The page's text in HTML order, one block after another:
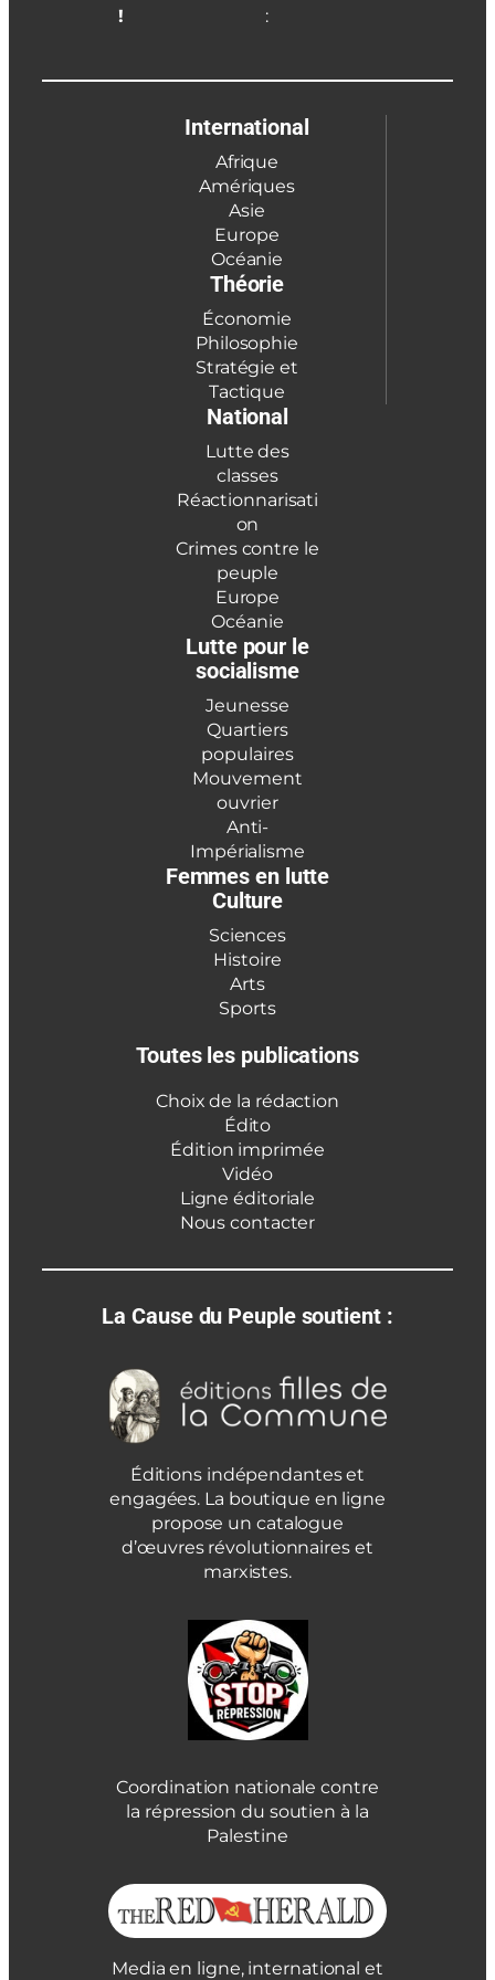
!
:
International
Afrique
Amériques
Asie
Europe
Océanie
Théorie
Économie
Philosophie
Stratégie et
Tactique
National
Lutte des
classes
Réactionnarisati
on
Crimes contre le
peuple
Europe
Océanie
Lutte pour le
socialisme
Jeunesse
Quartiers
populaires
Mouvement
ouvrier
Anti-
Impérialisme
Femmes en lutte
Culture
Sciences
Histoire
Arts
Sports
Toutes les publications
Choix de la rédaction
Édito
Édition imprimée
Vidéo
Ligne éditoriale
Nous contacter
La Cause du Peuple soutient :
Éditions indépendantes et
engagées. La boutique en ligne
propose un catalogue
d’œuvres révolutionnaires et
marxistes.
Coordination nationale contre
la répression du soutien à la
Palestine
Media en ligne, international et